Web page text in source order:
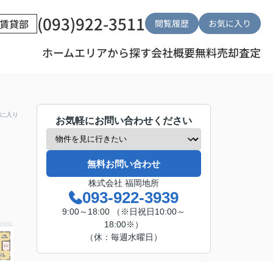
賃貸部 (093)922-3511 閲覧履歴 お気に入り
ホームエリアから探す会社概要無料売却査定
入り
お気軽にお問い合わせください
無料お問い合わせ
株式会社 福岡地所
093-922-3939
9:00～18:00 （※日祝日10:00～
18:00※）
（休：毎週水曜日）